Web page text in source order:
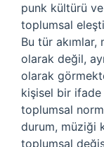
punk kültürü
toplumsal
Bu tür
olarak değil,
olarak
kişisel bir ifade
toplumsal
durum, müziği
toplumsal